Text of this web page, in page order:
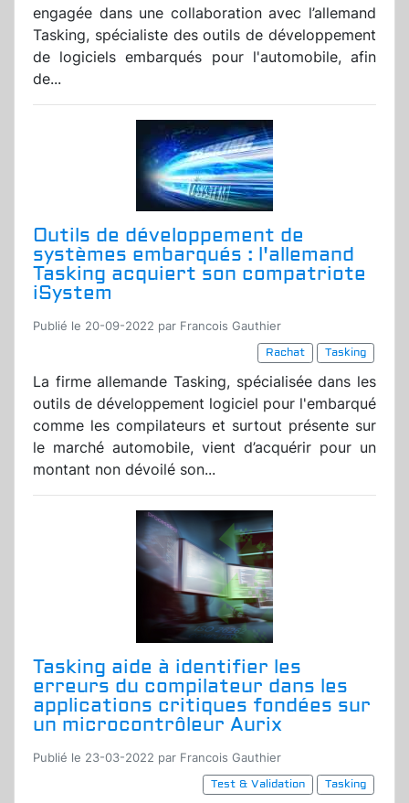
engagée dans une collaboration avec l’allemand
Tasking, spécialiste des outils de développement
de logiciels embarqués pour l'automobile, afin
de...
Outils de développement de
systèmes embarqués : l'allemand
Tasking acquiert son compatriote
iSystem
Publié le 20-09-2022 par Francois Gauthier
Rachat
Tasking
La firme allemande Tasking, spécialisée dans les
outils de développement logiciel pour l'embarqué
comme les compilateurs et surtout présente sur
le marché automobile, vient d’acquérir pour un
montant non dévoilé son...
Tasking aide à identifier les
erreurs du compilateur dans les
applications critiques fondées sur
un microcontrôleur Aurix
Publié le 23-03-2022 par Francois Gauthier
Test & Validation
Tasking